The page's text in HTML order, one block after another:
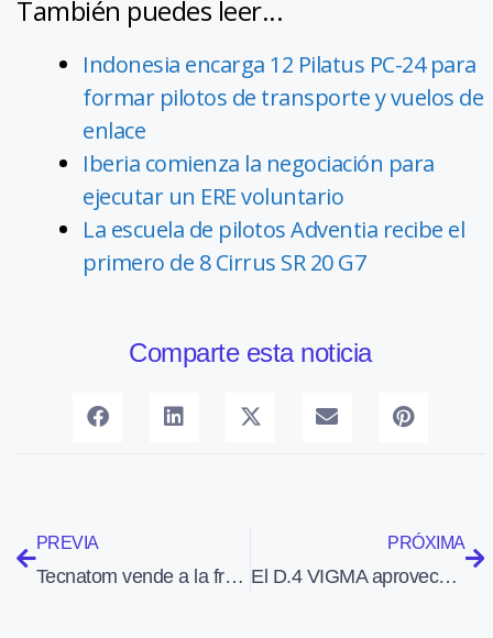
También puedes leer...
Indonesia encarga 12 Pilatus PC-24 para
formar pilotos de transporte y vuelos de
enlace
Iberia comienza la negociación para
ejecutar un ERE voluntario
La escuela de pilotos Adventia recibe el
primero de 8 Cirrus SR 20 G7
Comparte esta noticia
PREVIA
Tecnatom vende a la francesa CCA un robot articulado para inspección por ultrasonidos de piezas aeronáuticas
PRÓXIMA
El D.4 VIGMA aprovechó un vuelo de vigilancia en el Índico para llevar correo a una fragata alemana